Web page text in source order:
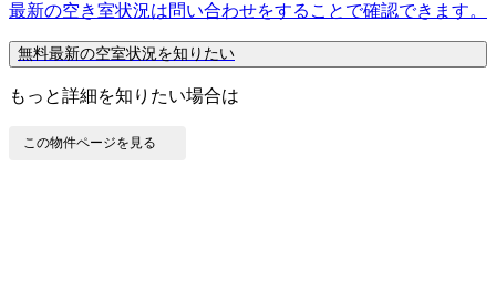
最新の空き室状況は問い合わせをすることで確認できます。
無料最新の空室状況を知りたい
もっと詳細を知りたい場合は
この物件ページを見る